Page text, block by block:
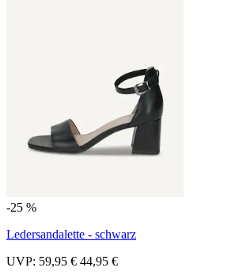
-25 %
Ledersandalette - schwarz
UVP: 59,95 € 44,95 €